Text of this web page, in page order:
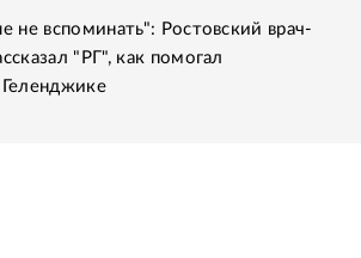
не вспоминать": Ростовский врач-
"РГ", как помогал